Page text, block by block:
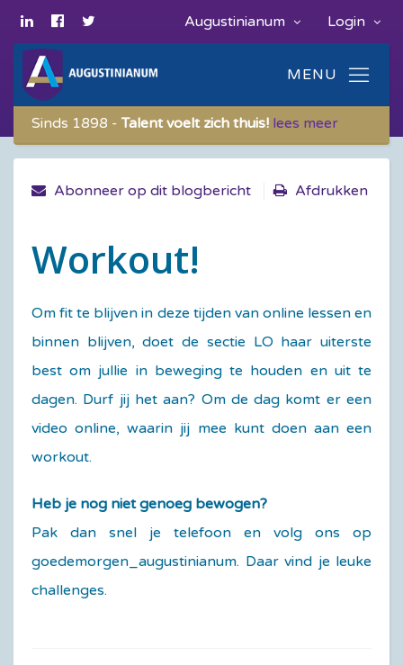
Login
Augustinianum
Sinds 1898 -Talent voelt zich thuis! lees meer
Abonneer op dit blogbericht Afdrukken
Workout!
Om fit te blijven in deze tijden van online lessen en
binnen blijven, doet de sectie LO haar uiterste
best om jullie in beweging te houden en uit te
dagen. Durf jij het aan? Om de dag komt er een
video online, waarin jij mee kunt doen aan een
workout.
Heb je nog niet genoeg bewogen?
Pak dan snel je telefoon en volg ons op
goedemorgen_augustinianum. Daar vind je leuke
challenges.